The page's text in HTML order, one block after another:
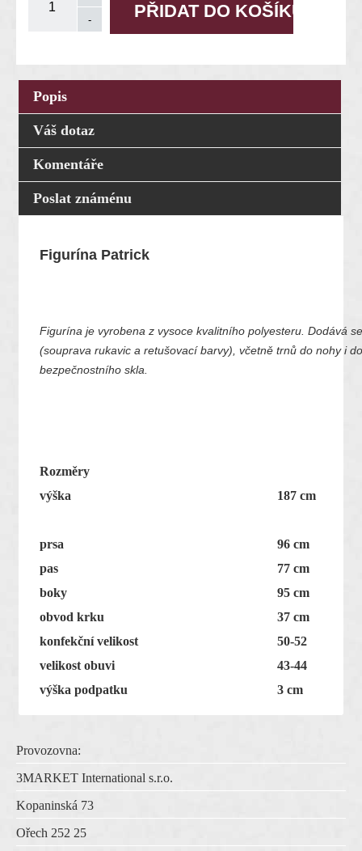
Popis
Váš dotaz
Komentáře
Poslat známénu
Figurína Patrick
Figurína je vyrobena z vysoce kvalitního polyesteru. Dodává
(souprava rukavic a retušovací barvy), včetně trnů do nohy i
bezpečnostního skla.
Rozměry
výška
187 cm
prsa
96 cm
pas
77 cm
boky
95 cm
obvod krku
37 cm
konfekční velikost
50-52
velikost obuvi
43-44
výška podpatku
3 cm
Provozovna:
3MARKET International s.r.o.
Kopaninská 73
Ořech 252 25